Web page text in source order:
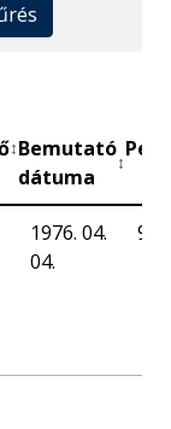
↕Bemutató
dátuma
↕
Perc
1976. 04.
04.
90